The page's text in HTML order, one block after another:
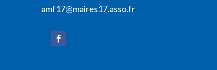
amf17@maires17.asso.fr